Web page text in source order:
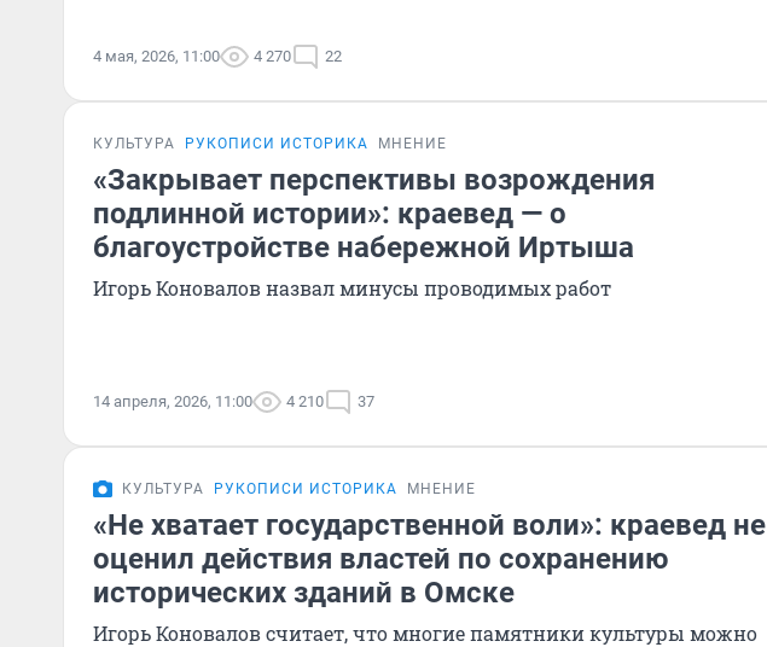
4 мая, 2026, 11:00 4 270 22
КУЛЬТУРА РУКОПИСИ ИСТОРИКА МНЕНИЕ
«Закрывает перспективы возрождения
подлинной истории»: краевед — о
благоустройстве набережной Иртыша
Игорь Коновалов назвал минусы проводимых работ
14 апреля, 2026, 11:00 4 210 37
КУЛЬТУРА РУКОПИСИ ИСТОРИКА МНЕНИЕ
«Не хватает государственной воли»: краевед не
оценил действия властей по сохранению
исторических зданий в Омске
Игорь Коновалов считает, что многие памятники культуры можно